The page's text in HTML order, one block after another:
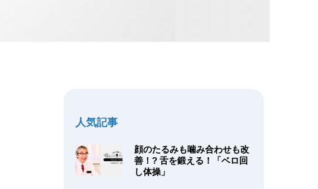
人気記事
顔のたるみも噛み合わせも改
善！? 舌を鍛える！「ベロ回
し体操」